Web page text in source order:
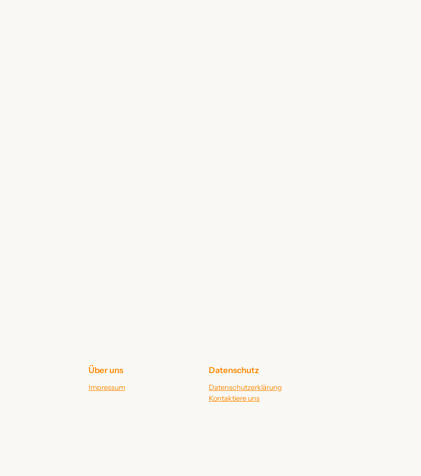
Über uns
Impressum
Datenschutz
Datenschutzerklärung
Kontaktiere uns